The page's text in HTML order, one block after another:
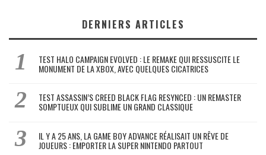
DERNIERS ARTICLES
TEST HALO CAMPAIGN EVOLVED : LE REMAKE QUI RESSUSCITE LE
MONUMENT DE LA XBOX, AVEC QUELQUES CICATRICES
TEST ASSASSIN’S CREED BLACK FLAG RESYNCED : UN REMASTER
SOMPTUEUX QUI SUBLIME UN GRAND CLASSIQUE
IL Y A 25 ANS, LA GAME BOY ADVANCE RÉALISAIT UN RÊVE DE
JOUEURS : EMPORTER LA SUPER NINTENDO PARTOUT